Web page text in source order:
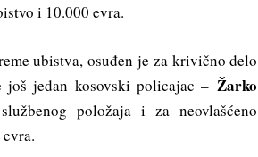
i 10.000 evra.
ubistva, osuđen je za krivično delo
još jedan kosovski policajac –Žarko
položaja i za neovlašćeno